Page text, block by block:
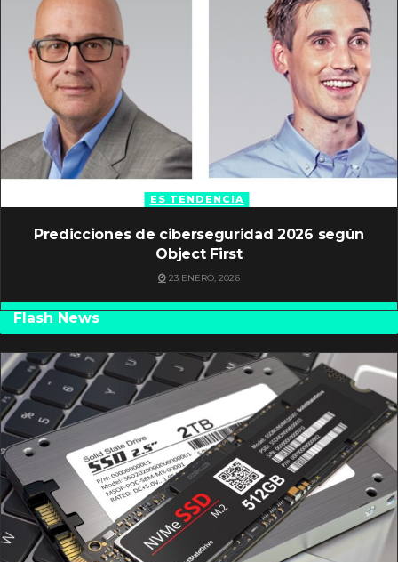
ES TENDENCIA
Predicciones de ciberseguridad 2026 según
Object First
23 ENERO, 2026
Flash News